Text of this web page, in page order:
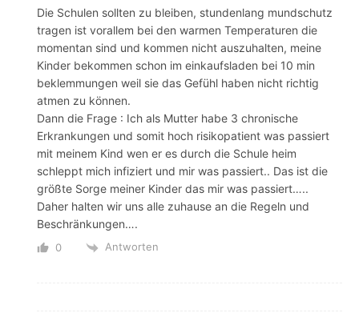
Die Schulen sollten zu bleiben, stundenlang mundschutz
tragen ist vorallem bei den warmen Temperaturen die
momentan sind und kommen nicht auszuhalten, meine
Kinder bekommen schon im einkaufsladen bei 10 min
beklemmungen weil sie das Gefühl haben nicht richtig
atmen zu können.
Dann die Frage : Ich als Mutter habe 3 chronische
Erkrankungen und somit hoch risikopatient was passiert
mit meinem Kind wen er es durch die Schule heim
schleppt mich infiziert und mir was passiert.. Das ist die
größte Sorge meiner Kinder das mir was passiert…..
Daher halten wir uns alle zuhause an die Regeln und
Beschränkungen….
0 Antworten